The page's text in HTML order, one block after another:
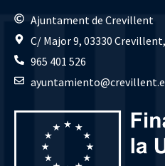
Ajuntament de Crevillent
C/ Major 9, 03330
965 401 526